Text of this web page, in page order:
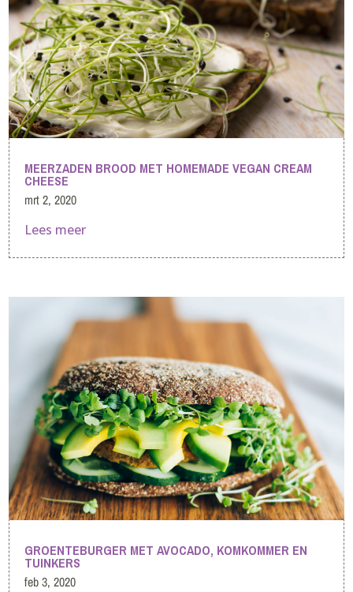
MEERZADEN BROOD MET HOMEMADE VEGAN CREAM
CHEESE
mrt 2, 2020
Lees meer
GROENTEBURGER MET AVOCADO, KOMKOMMER EN
TUINKERS
feb 3, 2020